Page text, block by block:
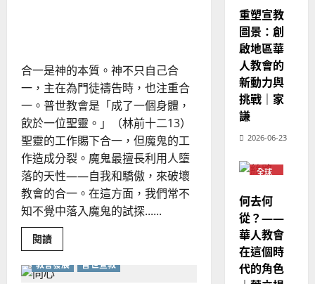
宣
教
事
工
｜
溫
志
文
合一是神的本質。神不只自己合
一，主在為門徒禱告時，也注重合
一。普世教會是「成了一個身體，
飲於一位聖靈。」（林前十二13）
聖靈的工作賜下合一，但魔鬼的工
作造成分裂。魔鬼最擅長利用人墮
落的天性——自我和驕傲，來破壞
教會的合一。在這方面，我們常不
知不覺中落入魔鬼的試探......
閱讀Read
more
如
何
教會發展 普世宣教
18
策
略
｜
黃
約
瑟
02-
人
的
佳
美
見
證
｜
陽
萍
2025-
02-
20
6
普世宣教
馬
來
西
亞
華
曆
新
年
｜
余
自
力
7
國
人
教
經
歷
｜
吳
重塑宣教
圖景：創
啟地區華
人教會的
新動力與
挑戰｜家
謙
2026-06-23
全球
普世
宣教
何去何
從？——
華人教會
在這個時
代的角色